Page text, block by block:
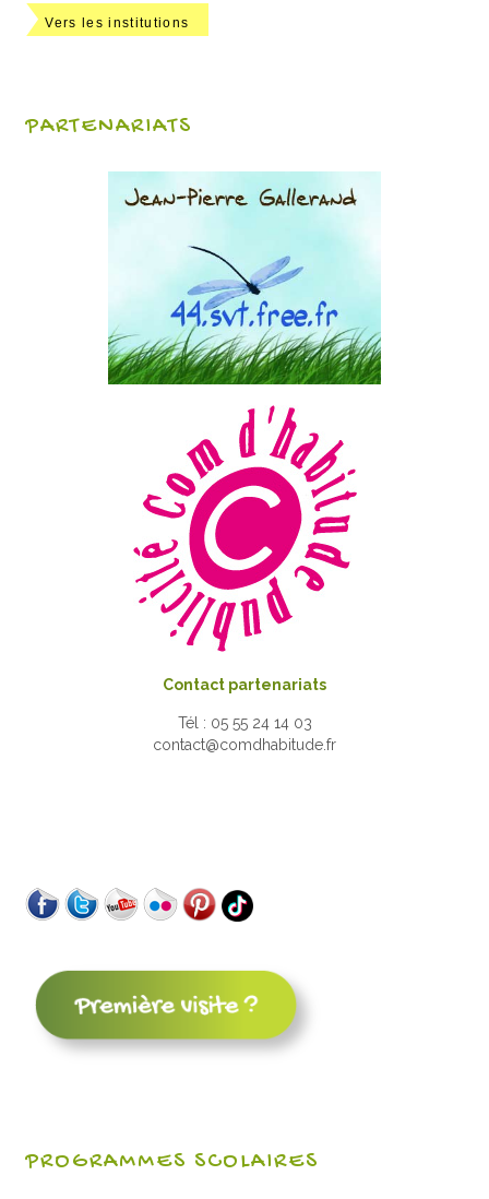
Vers les institutions
PARTENARIATS
Contact partenariats
Tél : 05 55 24 14 03
contact@comdhabitude.fr
PROGRAMMES SCOLAIRES